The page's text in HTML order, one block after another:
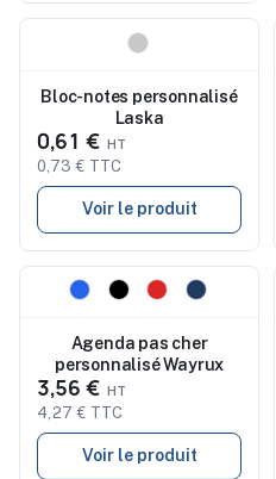
Bloc-notes personnalisé
Laska
0,61 €
0,73 € TTC
Voir le produit
Nouveau
Agenda pas cher
personnalisé Wayrux
3,56 €
4,27 € TTC
Voir le produit